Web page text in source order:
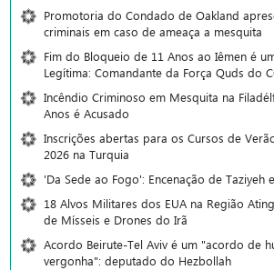
Promotoria do Condado de Oakland
criminais em caso de ameaça a mesquita
Fim do Bloqueio de 11 Anos ao Iêmen é
Legítima: Comandante da Força Quds do
Incêndio Criminoso em Mesquita na
Anos é Acusado
Inscrições abertas para os Cursos de
2026 na Turquia
'Da Sede ao Fogo': Encenação de Taziyeh
18 Alvos Militares dos EUA na Região
de Mísseis e Drones do Irã
Acordo Beirute-Tel Aviv é um "acordo de
vergonha": deputado do Hezbollah